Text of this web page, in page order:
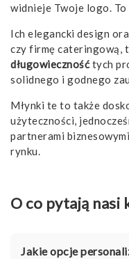
widnieje Twoje logo.
Ich elegancki design
czy firmę cateringową,
długowiecznośćtych
solidnego i godnego
Młynki te to także
użyteczności,
partnerami
rynku.
O co pytają nasi
Jakie opcje